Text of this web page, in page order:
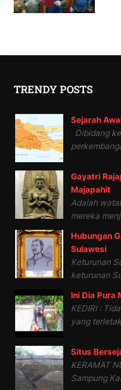
TRENDY POSTS
Sejarah
Dibidang
Gayatri
Majapahit
Adalah
mereka
Hubungan
Sulawesi
Keturunan
keturunan
Ini Dia Pura
KEDIRI :
yang
Situs
KERAMAT
Sampung